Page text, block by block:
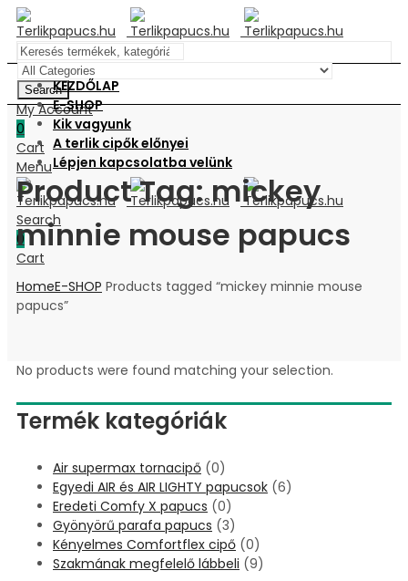
Search
My Account
0
Cart
Menu
Search
0
Cart
KEZDŐLAP
E-SHOP
Kik vagyunk
A terlik cipők előnyei
Lépjen kapcsolatba velünk
Product Tag: mickey
minnie mouse papucs
HomeE-SHOP Products tagged “mickey minnie mouse
papucs”
No products were found matching your selection.
Termék kategóriák
Air supermax tornacipő (0)
Egyedi AIR és AIR LIGHTY papucsok (6)
Eredeti Comfy X papucs (0)
Gyönyörű parafa papucs (3)
Kényelmes Comfortflex cipő (0)
Szakmának megfelelő lábbeli (9)